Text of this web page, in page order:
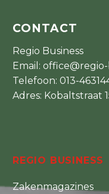
CONTACT
Regio Business
Email: office@regio-
Telefoon: 013-
Adres: Kobaltstraat
REGIO BUSINESS
Zakenmagazines